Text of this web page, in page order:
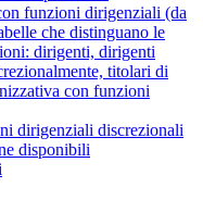
funzioni dirigenziali (da
che distinguano le
dirigenti, dirigenti
titolari di
con funzioni
dirigenziali discrezionali
disponibili